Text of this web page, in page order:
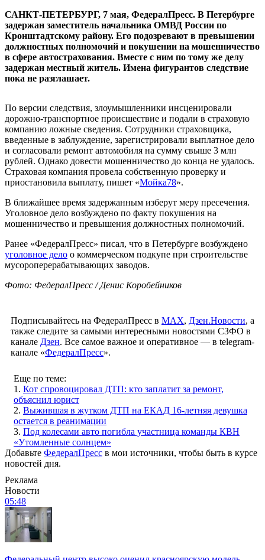
САНКТ-ПЕТЕРБУРГ, 7 мая, ФедералПресс. В Петербурге
задержан заместитель начальника ОМВД России по
Кронштадтскому району. Его подозревают в превышении
должностных полномочий и покушении на мошенничество
в сфере автострахования. Вместе с ним по тому же делу
задержан местный житель. Имена фигурантов следствие
пока не разглашает.
По версии следствия, злоумышленники инсценировали
дорожно-транспортное происшествие и подали в страховую
компанию ложные сведения. Сотрудники страховщика,
введенные в заблуждение, зарегистрировали выплатное дело
и согласовали ремонт автомобиля на сумму свыше 3 млн
рублей. Однако довести мошенничество до конца не удалось.
Страховая компания провела собственную проверку и
приостановила выплату, пишет «Мойка78».
В ближайшее время задержанным изберут меру пресечения.
Уголовное дело возбуждено по факту покушения на
мошенничество и превышения должностных полномочий.
Ранее «ФедералПресс» писал, что в Петербурге возбуждено
уголовное дело о коммерческом подкупе при строительстве
мусороперерабатывающих заводов.
Фото: ФедералПресс / Денис Коробейников
Подписывайтесь на ФедералПресс в МАХ, Дзен.Новости, а
также следите за самыми интересными новостями СЗФО в
канале Дзен. Все самое важное и оперативное — в telegram-
канале «ФедералПресс».
Еще по теме:
1. Кот спровоцировал ДТП: кто заплатит за ремонт,
объяснил юрист
2. Выжившая в жутком ДТП на ЕКАД 16-летняя девушка
остается в реанимации
3. Под колесами авто погибла участница команды КВН
«Утомленные солнцем»
Добавьте ФедералПресс в мои источники, чтобы быть в курсе
новостей дня.
Реклама
Новости
05:48